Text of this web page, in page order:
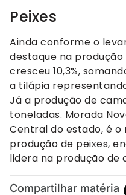
Peixes
Ainda conforme o
destaque na
cresceu 10,3%,
a tilápia
Já a produção de
toneladas. Morada
Central do estado, é
produção de peixes,
lidera na produção de
Compartilhar matéria